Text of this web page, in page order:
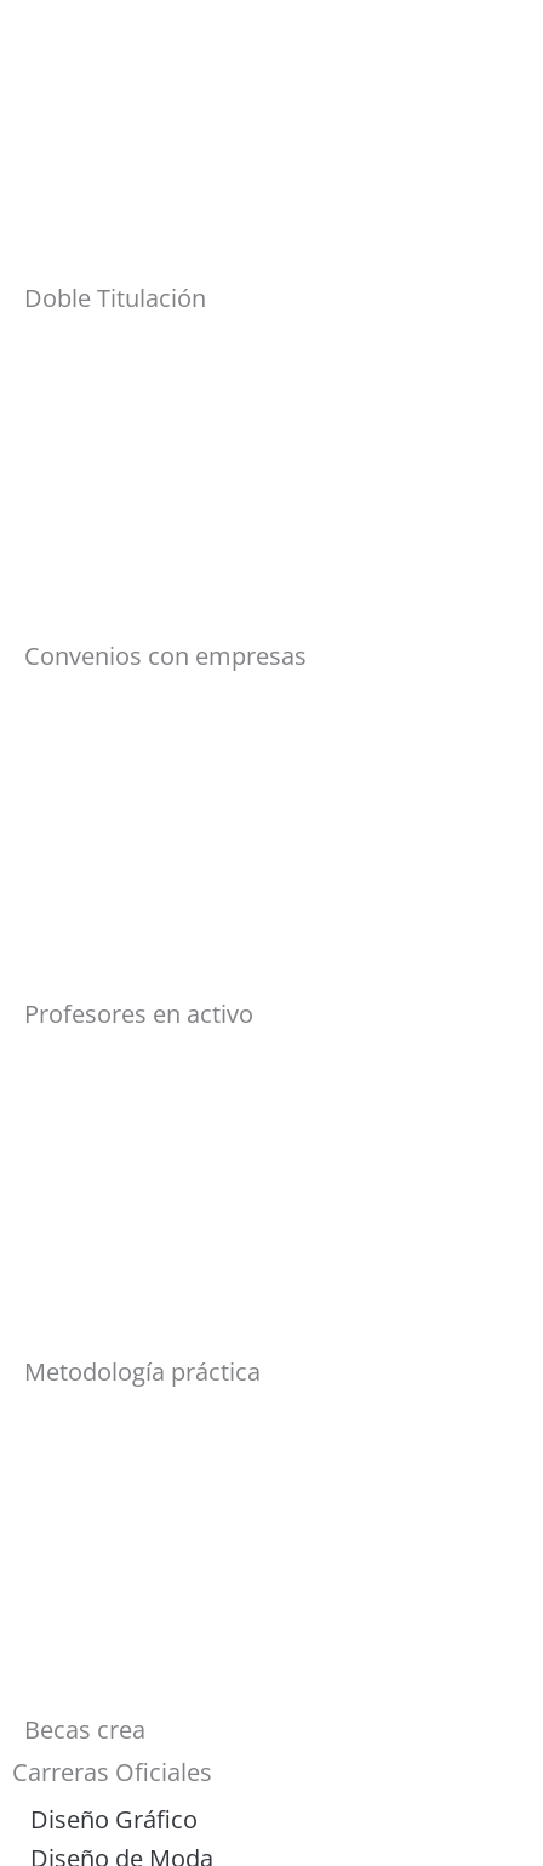
Doble Titulación
Convenios con empresas
Profesores en activo
Metodología práctica
Becas crea
Carreras Oficiales
Diseño Gráfico
Diseño de Moda